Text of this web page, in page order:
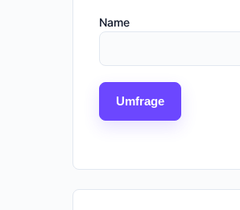
Name
Umfrage